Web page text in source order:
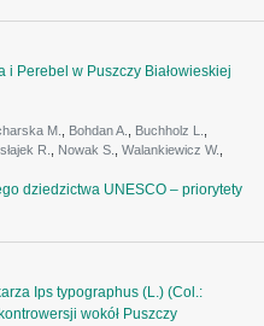
Perebel w Puszczy Białowieskiej
M. Bohdan A. Buchholz L.
R. Nowak S. Walankiewicz W.
dziedzictwa UNESCO – priorytety
Ips typographus (L.) (Col.:
wokół Puszczy